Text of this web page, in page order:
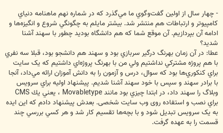
- چهار سال از اولين گفت‌وگوي ما مي‌گذرد كه در شماره نهم ماهنامه دنياي
كامپيوتر و ارتباطات هم منتشر شد. بيشتر مايلم به چگونگي شروع و انگيزه‌ها و
ادامه آن بپردازيم. آن موقع شما كه هم دانشگاه بوديد چطور با سهند آشنا
شديد؟
عطا: در آن زمان بهرنگ درگير سربازي بود و سهند هم دانشجو بود، قبلا سه نفري
با هم پروژه مشتركي نداشتيم ولي من با بهرنگ پروژه‌اي داشتيم که يک سايت
براي کنکوري‌ها بود که سوال، درس و آزمون را به دانش آموزان ارائه مي‌داد، آنجا
با برادر سهند و سپس با خود سهند آشنا شديم. پيشنهاد اوليه براي سرويس
وبلاگ را سهند داد، در ابتدا چيزي بود مانند Movabletype ، يعني يك CMS
براي نصب و استفاده روی وب سايت شخصی. بعدش پيشنهاد دادم که اين ايده
به يک سرويس تبديل شود و با بچه‌ها تقسيم کار شد و هر کسي بررسي چند
قسمت را به عهده گرفت.